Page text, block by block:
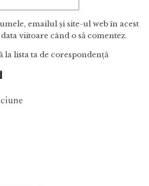
emailul și site-ul web în acest
viitoare când o să comentez.
la lista ta de corespondență